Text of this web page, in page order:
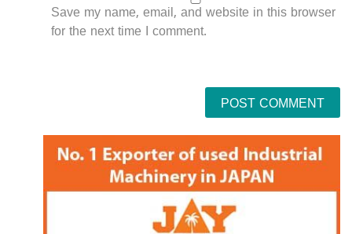
Save my name, email, and website in this browser
for the next time I comment.